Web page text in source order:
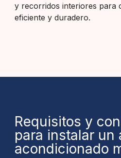
y recorridos interiores para
eficiente y duradero.
Requisitos y
para instalar un
acondicionado